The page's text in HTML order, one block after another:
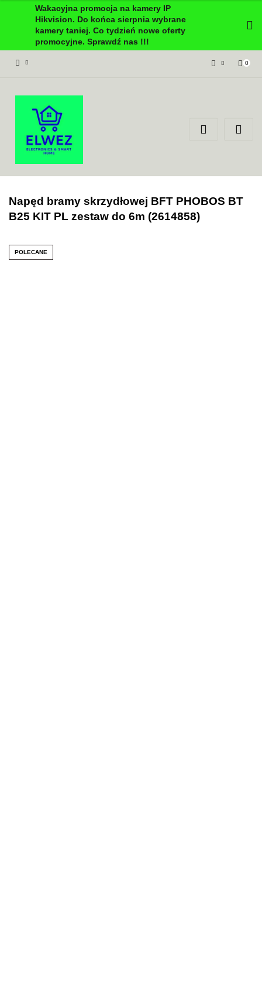
Wakacyjna promocja na kamery IP
Hikvision. Do końca sierpnia wybrane
kamery taniej. Co tydzień nowe oferty
promocyjne. Sprawdź nas !!!
Zgody cookies
0
Napęd bramy skrzydłowej BFT PHOBOS BT
B25 KIT PL zestaw do 6m (2614858)
POLECANE